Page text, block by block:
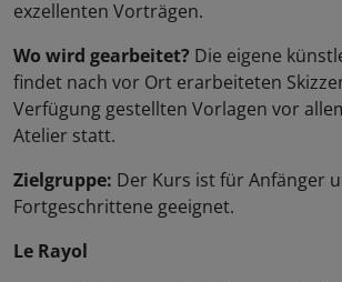
exzellenten Vorträgen.
Wo wird gearbeitet? Die eigene
findet nach vor Ort erarbeiteten
Verfügung gestellten Vorlagen vor
Atelier statt.
Zielgruppe: Der Kurs ist für Anfänger
Fortgeschrittene geeignet.
Le Rayol